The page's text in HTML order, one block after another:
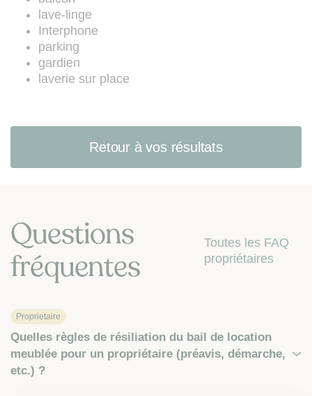
les articles L. 223-1 à L. 223-7 du
Code de la consommation (site web
: www.bloctel.gouv.fr
lave-linge
Interphone
parking
gardien
laverie sur place
Retour à vos résultats
Questions
fréquentes
Toutes les FAQ
propriétaires
Proprietaire
Quelles règles de résiliation du bail de location
meublée pour un propriétaire (préavis, démarche,
etc.) ?